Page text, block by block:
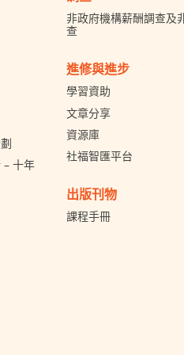
– 十年
非政府機構薪酬調查及
查
進修與進步
學習資助
文章分享
資源庫
社福智匯平台
出版刊物
課程手冊